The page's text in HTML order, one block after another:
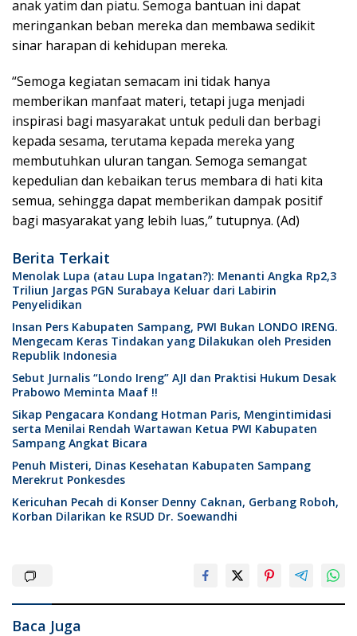
anak yatim dan piatu. Semoga bantuan ini dapat
meringankan beban mereka dan membawa sedikit
sinar harapan di kehidupan mereka.
“Semoga kegiatan semacam ini tidak hanya
memberikan manfaat materi, tetapi juga menjadi
inspirasi bagi masyarakat untuk peduli dan berbagi
kepada sesama, terutama kepada mereka yang
membutuhkan uluran tangan. Semoga semangat
kepedulian dan kebaikan terus membara di hati kita
semua, sehingga dapat memberikan dampak positif
bagi masyarakat yang lebih luas,” tutupnya. (Ad)
Berita Terkait
Menolak Lupa (atau Lupa Ingatan?): Menanti Angka Rp2,3
Triliun Jargas PGN Surabaya Keluar dari Labirin
Penyelidikan
Insan Pers Kabupaten Sampang, PWI Bukan LONDO IRENG.
Mengecam Keras Tindakan yang Dilakukan oleh Presiden
Republik Indonesia
Sebut Jurnalis “Londo Ireng” AJI dan Praktisi Hukum Desak
Prabowo Meminta Maaf !!
Sikap Pengacara Kondang Hotman Paris, Mengintimidasi
serta Menilai Rendah Wartawan Ketua PWI Kabupaten
Sampang Angkat Bicara
Penuh Misteri, Dinas Kesehatan Kabupaten Sampang
Merekrut Ponkesdes
Kericuhan Pecah di Konser Denny Caknan, Gerbang Roboh,
Korban Dilarikan ke RSUD Dr. Soewandhi
Baca Juga